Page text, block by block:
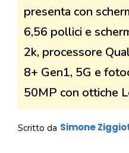
presenta con
6,56 pollici e
2k, processore
8+ Gen1, 5G e
50MP con ottiche
Scritto da Simone